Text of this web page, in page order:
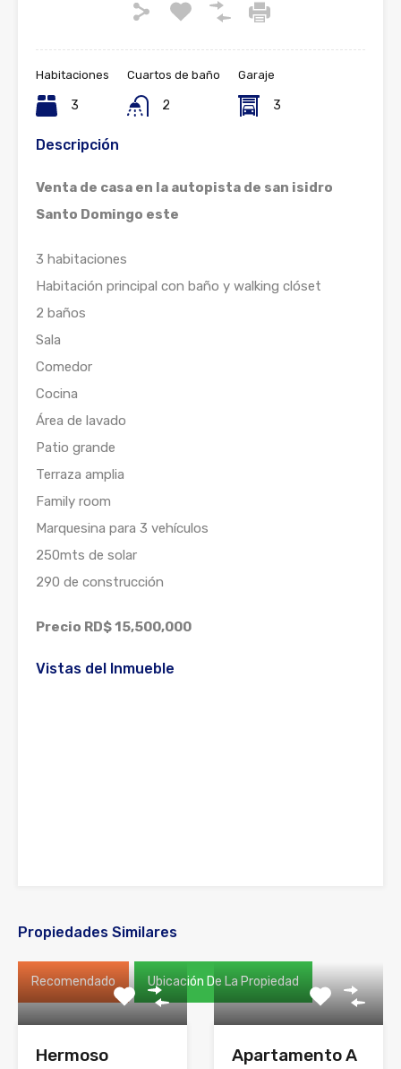
Habitaciones
3
Cuartos de baño
2
Garaje
3
Descripción
Venta de casa en la autopista de san isidro
Santo Domingo este
3 habitaciones
Habitación principal con baño y walking clóset
2 baños
Sala
Comedor
Cocina
Área de lavado
Patio grande
Terraza amplia
Family room
Marquesina para 3 vehículos
250mts de solar
290 de construcción
Precio RD$ 15,500,000
Vistas del Inmueble
Propiedades Similares
Recomendado Ubicación De La Propiedad
Hermoso
Apartamento A